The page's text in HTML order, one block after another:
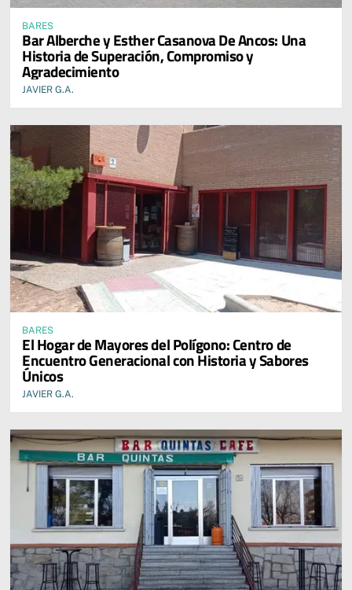
BARES
Bar Alberche y Esther Casanova De Ancos: Una
Historia de Superación, Compromiso y
Agradecimiento
JAVIER G.A.
BARES
El Hogar de Mayores del Polígono: Centro de
Encuentro Generacional con Historia y Sabores
Únicos
JAVIER G.A.